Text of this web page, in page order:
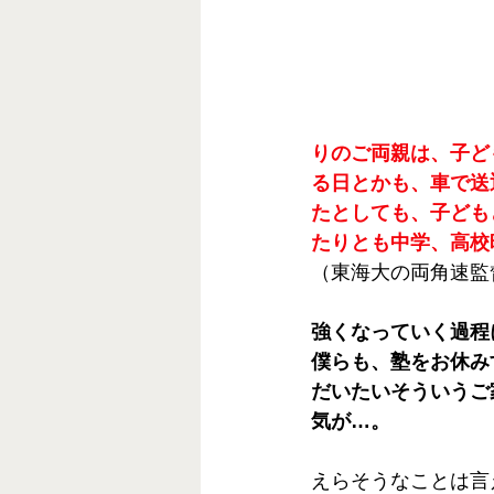
りのご両親は、子
る日とかも、車で
たとしても、子ど
たりとも中学、高
（東海大の両角速
強くなっていく過
僕らも、塾をお休
だいたいそういう
気が…。
えらそうなことは